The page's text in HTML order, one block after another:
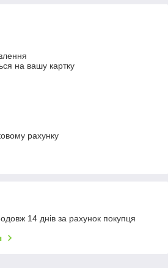
на вашу картку
рахунку
14 днів за рахунок покупця